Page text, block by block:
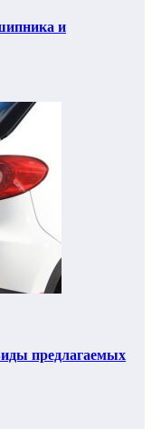
и
предлагаемых